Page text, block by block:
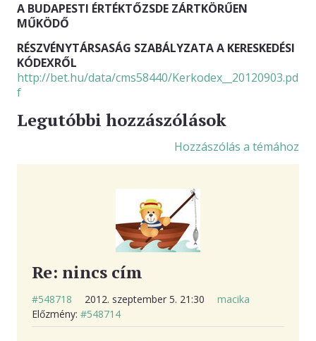
A BUDAPESTI ÉRTÉKTŐZSDE ZÁRTKÖRŰEN
MŰKÖDŐ
RÉSZVÉNYTÁRSASÁG SZABÁLYZATA A KERESKEDÉSI
KÓDEXRŐL
http://bet.hu/data/cms58440/Kerkodex__20120903.pd
f
Legutóbbi hozzászólások
Hozzászólás a témához
Re: nincs cím
#548718 2012. szeptember 5. 21:30
macika
Előzmény: #548714